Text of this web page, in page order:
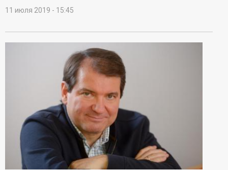
11 июля 2019 - 15:45